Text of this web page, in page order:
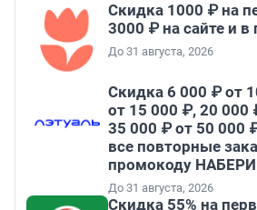
Скидка 1000 ₽ на
3000 ₽ на сайте и
До 31 августа, 2026
Скидка 6 000 ₽ от
от 15 000 ₽, 20 000
35 000 ₽ от 50 000
все повторные
промокоду НАБЕРИ
До 31 августа, 2026
Скидка 55% на